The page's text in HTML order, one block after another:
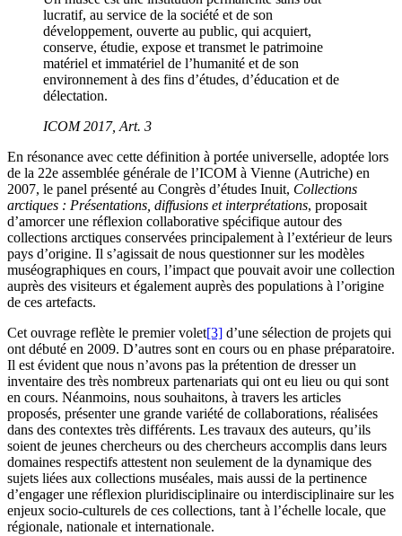
lucratif, au service de la société et de son
développement, ouverte au public, qui acquiert,
conserve, étudie, expose et transmet le patrimoine
matériel et immatériel de l’humanité et de son
environnement à des fins d’études, d’éducation et de
délectation.
ICOM 2017, Art. 3
En résonance avec cette définition à portée universelle, adoptée lors
de la 22e assemblée générale de l’ICOM à Vienne (Autriche) en
2007, le panel présenté au Congrès d’études Inuit, Collections
arctiques : Présentations, diffusions et interprétations, proposait
d’amorcer une réflexion collaborative spécifique autour des
collections arctiques conservées principalement à l’extérieur de leurs
pays d’origine. Il s’agissait de nous questionner sur les modèles
muséographiques en cours, l’impact que pouvait avoir une collection
auprès des visiteurs et également auprès des populations à l’origine
de ces artefacts.
Cet ouvrage reflète le premier volet[3] d’une sélection de projets qui
ont débuté en 2009. D’autres sont en cours ou en phase préparatoire.
Il est évident que nous n’avons pas la prétention de dresser un
inventaire des très nombreux partenariats qui ont eu lieu ou qui sont
en cours. Néanmoins, nous souhaitons, à travers les articles
proposés, présenter une grande variété de collaborations, réalisées
dans des contextes très différents. Les travaux des auteurs, qu’ils
soient de jeunes chercheurs ou des chercheurs accomplis dans leurs
domaines respectifs attestent non seulement de la dynamique des
sujets liées aux collections muséales, mais aussi de la pertinence
d’engager une réflexion pluridisciplinaire ou interdisciplinaire sur les
enjeux socio-culturels de ces collections, tant à l’échelle locale, que
régionale, nationale et internationale.